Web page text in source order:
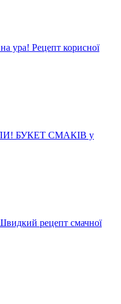
ура! Рецепт корисної
БУКЕТ СМАКІВ у
рецепт смачної